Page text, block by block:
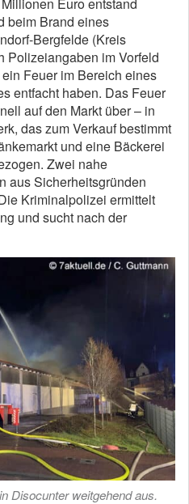
beim Brand eines
Bergfelde (Kreis
Polizeiangaben im Vorfeld
Feuer im Bereich eines
entfacht haben. Das Feuer
auf den Markt über – in
das zum Verkauf bestimmt
und eine Bäckerei
Zwei nahe
aus Sicherheitsgründen
Kriminalpolizei ermittelt
und sucht nach der
Disocunter weitgehend aus.